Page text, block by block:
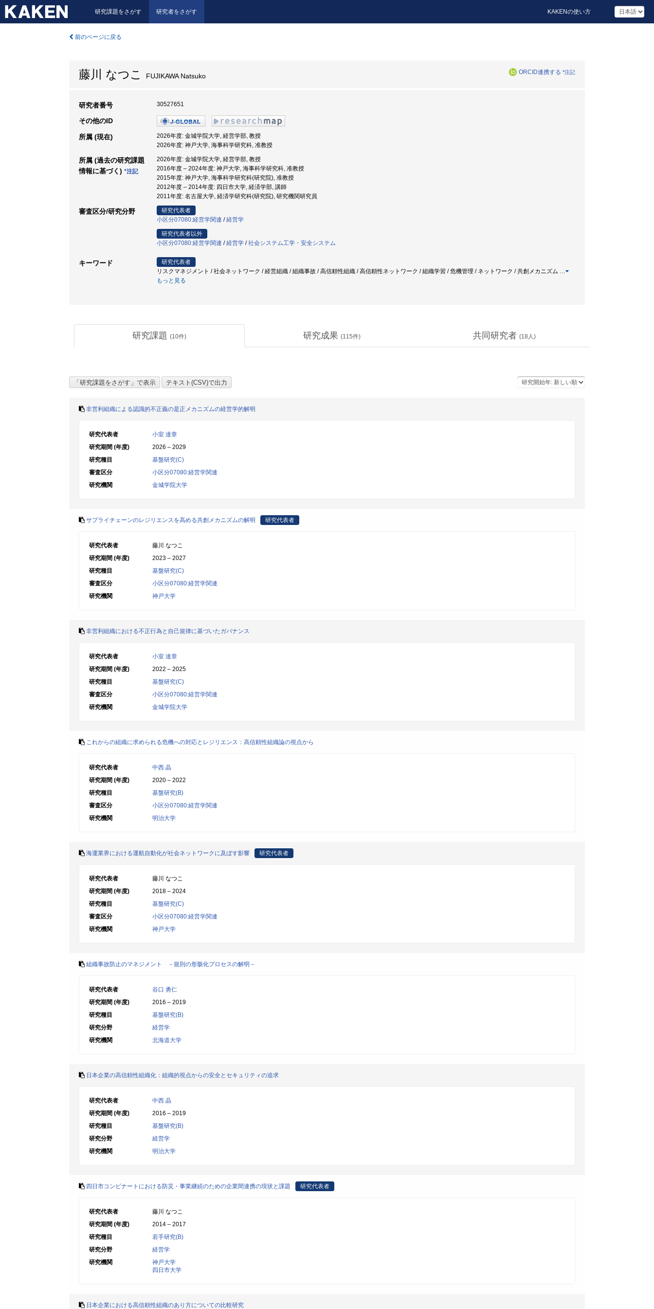
研究課題をさがす 研究者をさがす KAKENの使い方
前のページに戻る
藤川 なつこ FUJIKAWA Natsuko ORCID連携する *注記
研究者番号 30527651
その他のID
所属 (現在)
2026年度: 金城学院大学, 経営学部, 教授
2026年度: 神戸大学, 海事科学研究科, 准教授
所属 (過去の研究課題
情報に基づく) *注記
2026年度: 金城学院大学, 経営学部, 教授
2016年度 – 2024年度: 神戸大学, 海事科学研究科, 准教授
2015年度: 神戸大学, 海事科学研究科(研究院), 准教授
2012年度 – 2014年度: 四日市大学, 経済学部, 講師
2011年度: 名古屋大学, 経済学研究科(研究院), 研究機関研究員
審査区分/研究分野
研究代表者
小区分07080:経営学関連 /経営学
研究代表者以外
小区分07080:経営学関連 /経営学 /社会システム工学・安全システム
キーワード
研究代表者
リスクマネジメント / 社会ネットワーク / 経営組織 / 組織事故 / 高信頼性組織 / 高信頼性ネットワーク / 組織学習 / 危機管理 / ネットワーク / 共創メカニズム …
もっと見る
研究課題 (10件) 研究成果 (115件) 共同研究者 (18 人)
非営利組織による認識的不正義の是正メカニズムの経営学的解明
研究代表者
小室 達章
研究期間 (年度)
2026 – 2029
研究種目
基盤研究(C)
審査区分
小区分07080:経営学関連
研究機関
金城学院大学
サプライチェーンのレジリエンスを高める共創メカニズムの解明 研究代表者
研究代表者
藤川 なつこ
研究期間 (年度)
2023 – 2027
研究種目
基盤研究(C)
審査区分
小区分07080:経営学関連
研究機関
神戸大学
非営利組織における不正行為と自己規律に基づいたガバナンス
研究代表者
小室 達章
研究期間 (年度)
2022 – 2025
研究種目
基盤研究(C)
審査区分
小区分07080:経営学関連
研究機関
金城学院大学
これからの組織に求められる危機への対応とレジリエンス：高信頼性組織論の視点から
研究代表者
中西 晶
研究期間 (年度)
2020 – 2022
研究種目
基盤研究(B)
審査区分
小区分07080:経営学関連
研究機関
明治大学
海運業界における運航自動化が社会ネットワークに及ぼす影響 研究代表者
研究代表者
藤川 なつこ
研究期間 (年度)
2018 – 2024
研究種目
基盤研究(C)
審査区分
小区分07080:経営学関連
研究機関
神戸大学
組織事故防止のマネジメント －規則の形骸化プロセスの解明－
研究代表者
谷口 勇仁
研究期間 (年度)
2016 – 2019
研究種目
基盤研究(B)
研究分野
経営学
研究機関
北海道大学
日本企業の高信頼性組織化：組織的視点からの安全とセキュリティの追求
研究代表者
中西 晶
研究期間 (年度)
2016 – 2019
研究種目
基盤研究(B)
研究分野
経営学
研究機関
明治大学
四日市コンビナートにおける防災・事業継続のための企業間連携の現状と課題 研究代表者
研究代表者
藤川 なつこ
研究期間 (年度)
2014 – 2017
研究種目
若手研究(B)
研究分野
経営学
研究機関
神戸大学
四日市大学
日本企業における高信頼性組織のあり方についての比較研究